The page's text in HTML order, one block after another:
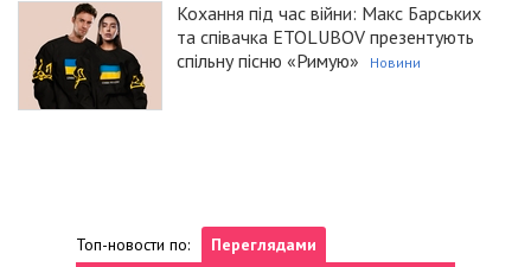
Кохання під час війни: Макс Барських
та співачка ETOLUBOV презентують
спільну пісню «Римую»
Новини
Топ-новости по: Переглядами